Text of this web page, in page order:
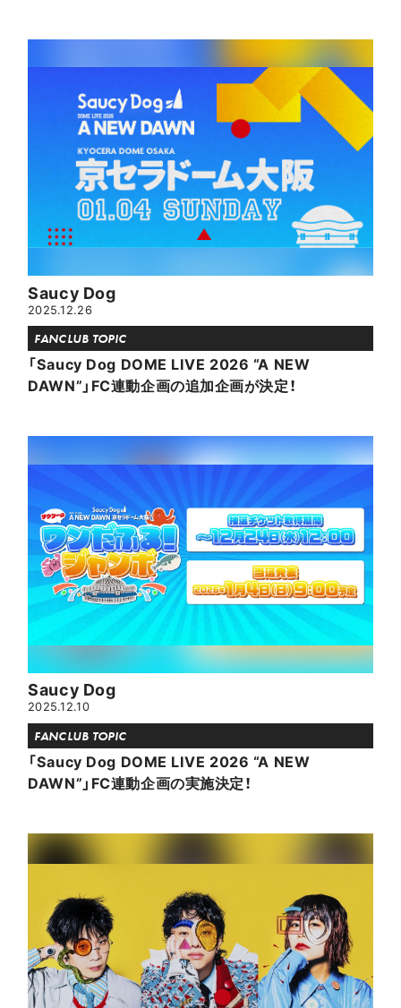
Saucy Dog
2025.12.26
FANCLUB TOPIC
「Saucy Dog DOME LIVE 2026 “A NEW
DAWN”」FC連動企画の追加企画が決定！
Saucy Dog
2025.12.10
FANCLUB TOPIC
「Saucy Dog DOME LIVE 2026 “A NEW
DAWN”」FC連動企画の実施決定！